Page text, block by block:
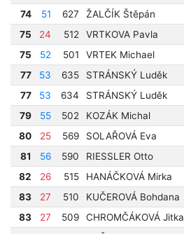
74
51 627 ŽALČÍK Štěpán
75
24 512 VRTKOVA Pavla
75
52 501 VRTEK Michael
77
53 635 STRÁNSKÝ Luděk
77
53 634 STRÁNSKÝ Luděk
79
55 502 KOZÁK Michal
80
25 569 SOLAŘOVÁ Eva
81
56 590 RIESSLER Otto
82
26 515 HANÁČKOVÁ Mirka
83
27 510 KUČEROVÁ Bohdana
83
27 509 CHROMČÁKOVÁ Jitka